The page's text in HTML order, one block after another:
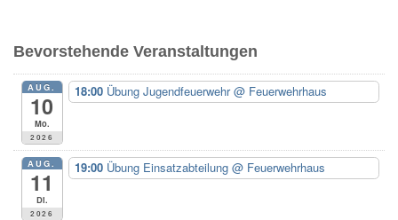
n
n
:
Bevorstehende Veranstaltungen
AUG.
10
Mo.
2026
18:00 Übung Jugendfeuerwehr@ Feuerwehrhaus
AUG.
11
Di.
2026
19:00 Übung Einsatzabteilung @ Feuerwehrhaus